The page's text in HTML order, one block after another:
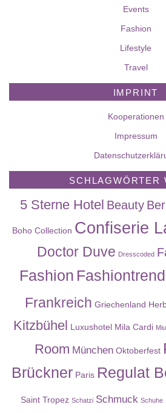
Events
Fashion
Lifestyle
Travel
IMPRINT
Kooperationen
Impressum
SCHLAGWÖRTER
5 Sterne Hotel Beauty
Boho Collection Confiserie
Doctor Duve Dresscoded
Fashion
Frankreich Griechenland
Kitzbühel Luxushotel Mila Cardi
Room München Oktoberfest
Brückner Paris Regulat
Saint Tropez Schatzi Schmuck Schuhe